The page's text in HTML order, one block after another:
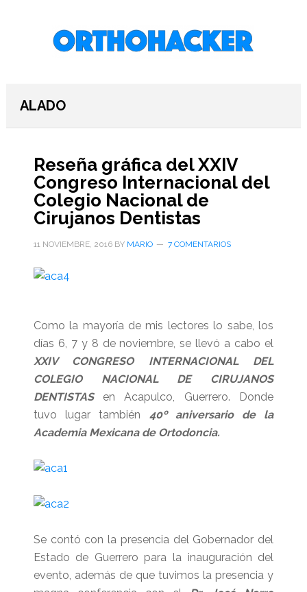
primaria
ALADO
Reseña gráfica del XXIV
Congreso Internacional del
Colegio Nacional de
Cirujanos Dentistas
11 NOVIEMBRE, 2016BY MARIO 7 COMENTARIOS
Como la mayoría de mis lectores lo sabe, los
días 6, 7 y 8 de noviembre, se llevó a cabo el
XXIV CONGRESO INTERNACIONAL DEL
COLEGIO NACIONAL DE CIRUJANOS
DENTISTASen Acapulco, Guerrero. Donde
tuvo lugar también 40º aniversario de la
Academia Mexicana de Ortodoncia.
Se contó con la presencia del Gobernador del
Estado de Guerrero para la inauguración del
evento, además de que tuvimos la presencia y